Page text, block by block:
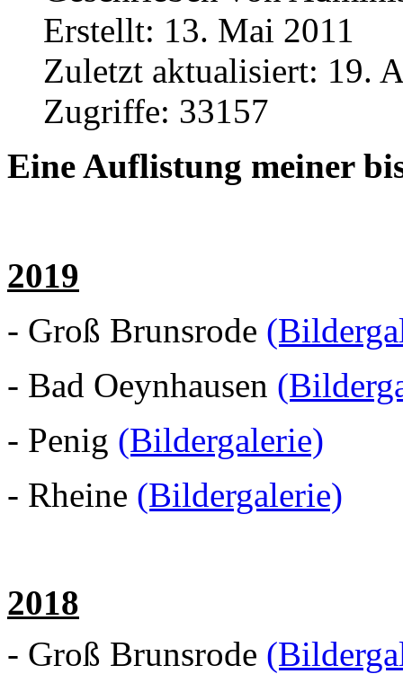
Erstellt: 13. Mai 2011
Zuletzt aktualisiert: 19.
Zugriffe: 33157
Eine Auflistung meiner
2019
- Groß Brunsrode
- Bad Oeynhausen
- Penig (Bildergalerie)
- Rheine (Bildergalerie)
2018
- Groß Brunsrode